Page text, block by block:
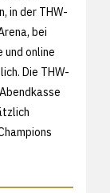
in der THW-
bei
online
Die THW-